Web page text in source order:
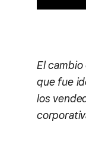
El cambio
que fue
los